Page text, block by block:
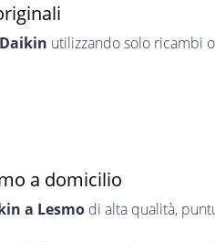
utilizzando solo ricambi
a domicilio
a Lesmo di alta qualità,